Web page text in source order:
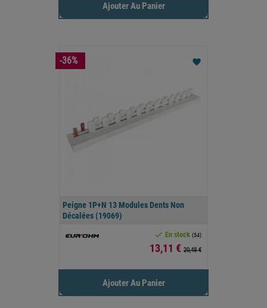
Ajouter Au Panier
Peigne 1P+N 13 Modules Dents Non
Décalées (19069)
 En stock (54)
Prix
13,11 € 20,48 €
favorite
Ajouter Au Panier
-36%